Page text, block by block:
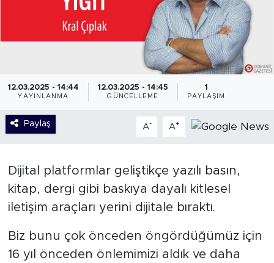
12.03.2025 - 14:44
YAYINLANMA
12.03.2025 - 14:45
GÜNCELLEME
1
PAYLAŞIM
Paylaş A- A+
Dijital platformlar geliştikçe yazılı basın,
kitap, dergi gibi baskıya dayalı kitlesel
iletişim araçları yerini dijitale bıraktı.
Biz bunu çok önceden öngördüğümüz için
16 yıl önceden önlemimizi aldık ve daha